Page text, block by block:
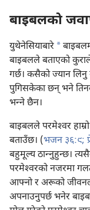
बाइबलको
युथेनेसियाबारे a
बाइबलले बताएको
गर्छ। कसैको ज्यान
पुगिसकेका छन्‌ भने
भन्‍ने छैन।
बाइबलले परमेश्‍वर
बताउँछ। (भजन ३६:९;
बहुमूल्य ठान्‍नुहुन्छ।
परमेश्‍वरको नजरमा
आफ्नो र अरूको
अपनाउनुपर्छ भनेर